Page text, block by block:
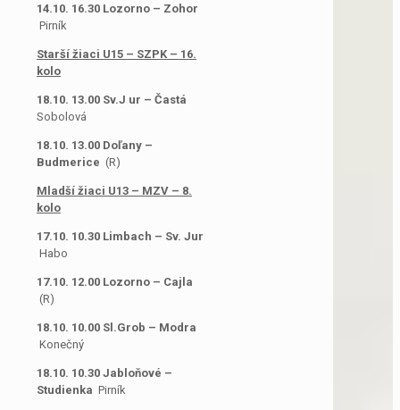
14.10. 16.30 Lozorno – Zohor
Pirník
Starší žiaci U15 – SZPK – 16.
kolo
18.10. 13.00 Sv.J ur – Častá
Sobolová
18.10. 13.00 Doľany –
Budmerice (R)
Mladší žiaci U13 – MZV – 8.
kolo
17.10. 10.30 Limbach – Sv. Jur
Habo
17.10. 12.00 Lozorno – Cajla
(R)
18.10. 10.00 Sl.Grob – Modra
Konečný
18.10. 10.30 Jabloňové –
Studienka Pirník